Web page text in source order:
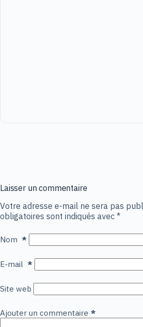
Laisser un commentaire
Votre adresse e-mail ne sera pas
obligatoires sont indiqués avec *
Nom *
E-mail *
Site web
Ajouter un commentaire *